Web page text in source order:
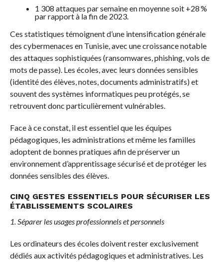
1 308 attaques par semaine en moyenne soit +28 %
par rapport à la fin de 2023.
Ces statistiques témoignent d’une intensification générale
des cybermenaces en Tunisie, avec une croissance notable
des attaques sophistiquées (ransomwares, phishing, vols de
mots de passe). Les écoles, avec leurs données sensibles
(identité des élèves, notes, documents administratifs) et
souvent des systèmes informatiques peu protégés, se
retrouvent donc particulièrement vulnérables.
Face à ce constat, il est essentiel que les équipes
pédagogiques, les administrations et même les familles
adoptent de bonnes pratiques afin de préserver un
environnement d’apprentissage sécurisé et de protéger les
données sensibles des élèves.
CINQ GESTES ESSENTIELS POUR SÉCURISER LES
ÉTABLISSEMENTS SCOLAIRES
1. Séparer les usages professionnels et personnels
Les ordinateurs des écoles doivent rester exclusivement
dédiés aux activités pédagogiques et administratives. Les